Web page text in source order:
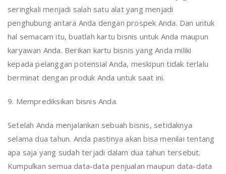
seringkali menjadi salah satu alat yang menjadi
penghubung antara Anda dengan prospek Anda. Dan untuk
hal semacam itu, buatlah kartu bisnis untuk Anda maupun
karyawan Anda. Berikan kartu bisnis yang Anda miliki
kepada pelanggan potensial Anda, meskipun tidak terlalu
berminat dengan produk Anda untuk saat ini.
9. Memprediksikan bisnis Anda.
Setelah Anda menjalankan sebuah bisnis, setidaknya
selama dua tahun. Anda pastinya akan bisa menilai tentang
apa saja yang sudah terjadi dalam dua tahun tersebut.
Kumpulkan semua data-data penjualan maupun data-data